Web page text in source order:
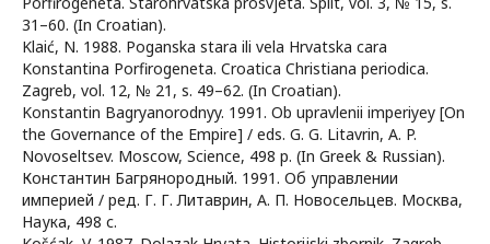
31–60. (In Croatian).
Klaić, N. 1988. Poganska stara ili vela Hrvatska cara
Konstantina Porfirogeneta. Croatica Christiana periodica.
Zagreb, vol. 12, № 21, s. 49–62. (In Croatian).
Konstantin Bagryanorodnyy. 1991. Ob upravlenii imperiyey [On
the Governance of the Empire] / eds. G. G. Litavrin, A. P.
Novoseltsev. Moscow, Science, 498 p. (In Greek & Russian).
Константин Багрянородный. 1991. Об управлении
империей / ред. Г. Г. Литаврин, А. П. Новосельцев. Москва,
Наука, 498 с.